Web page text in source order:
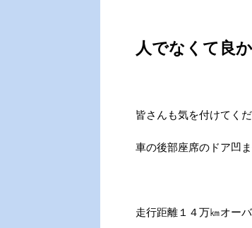
人でなくて良
皆さんも気を付けてくだ
車の後部座席のドア凹
走行距離１４万㎞オー